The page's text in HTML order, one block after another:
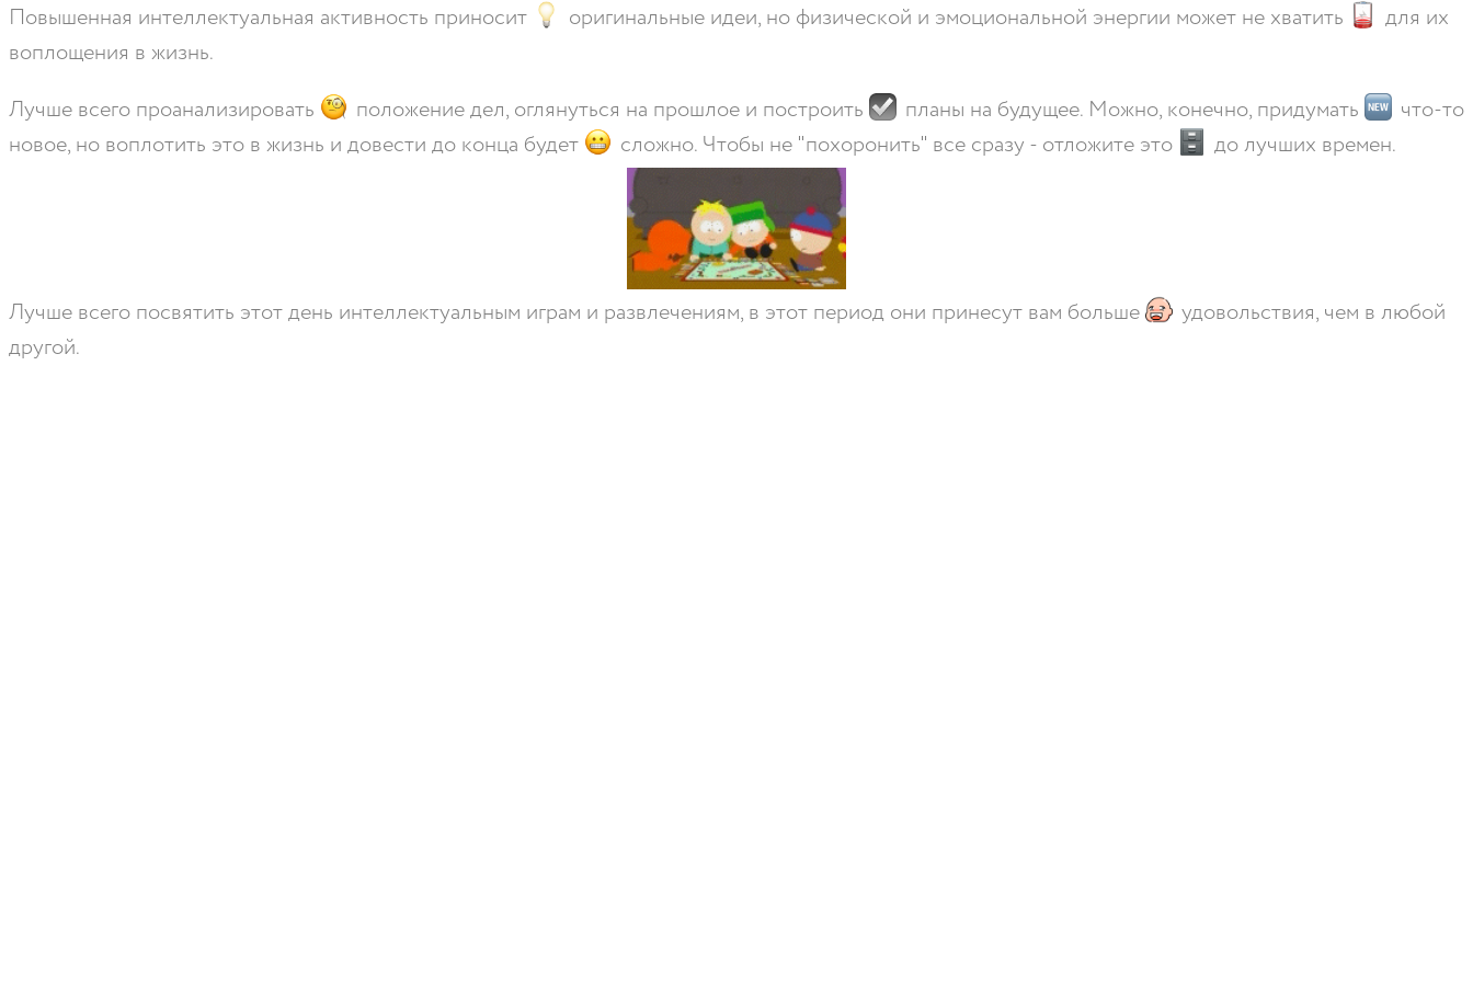
Повышенная интеллектуальная активность приносит оригинальные идеи, но физической и эмоциональной энергии может не хватить
для их
воплощения в жизнь.
Лучше всего проанализировать
положение дел, оглянуться на прошлое и построить планы на будущее. Можно, конечно, придумать
что-то
новое, но воплотить это в жизнь и довести до конца будет
сложно. Чтобы не "похоронить" все сразу - отложите это до лучших времен.
Лучше всего посвятить этот день интеллектуальным играм и развлечениям, в этот период они принесут вам больше
удовольствия, чем в любой
другой.